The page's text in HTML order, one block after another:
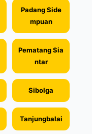
Padang Side
mpuan
Pematang Sia
ntar
Sibolga
Tanjungbalai